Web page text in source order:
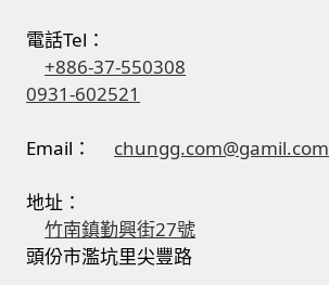
電話Tel：
+886-37-550308
0931-602521
Email： chungg.com@gamil.com
地址：
竹南鎮勤興街27號
頭份市濫坑里尖豐路